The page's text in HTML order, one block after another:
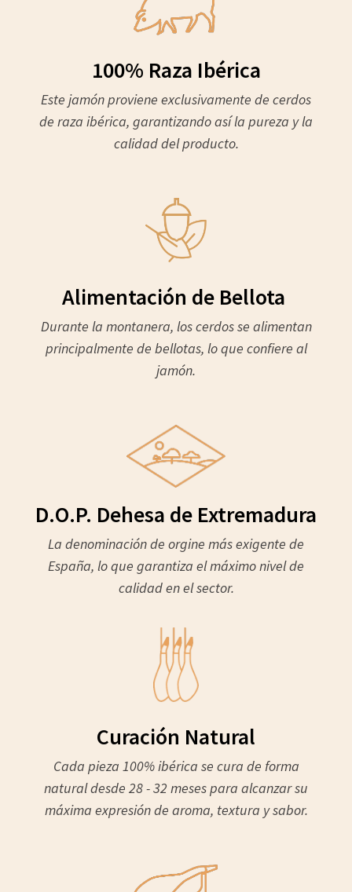
100% Raza Ibérica
Este jamón proviene exclusivamente de cerdos
de raza ibérica, garantizando así la pureza y la
calidad del producto.
Alimentación de Bellota
Durante la montanera, los cerdos se alimentan
principalmente de bellotas, lo que confiere al
jamón.
D.O.P. Dehesa de Extremadura
La denominación de orgine más exigente de
España, lo que garantiza el máximo nivel de
calidad en el sector.
Curación Natural
Cada pieza 100% ibérica se cura de forma
natural desde 28 - 32 meses para alcanzar su
máxima expresión de aroma, textura y sabor.